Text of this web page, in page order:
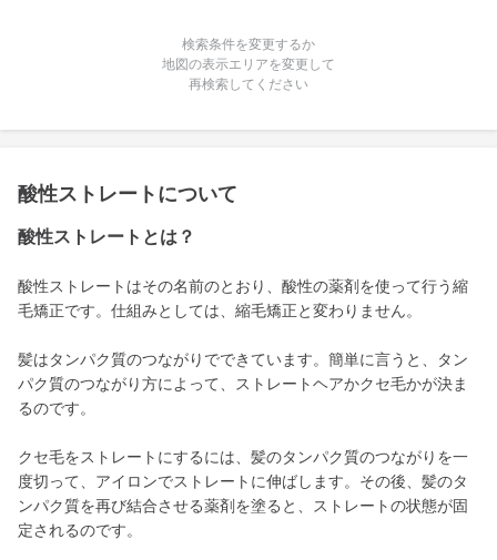
検索条件を変更するか
地図の表示エリアを変更して
再検索してください
酸性ストレートについて
酸性ストレートとは？
酸性ストレートはその名前のとおり、酸性の薬剤を使って行う縮
毛矯正です。仕組みとしては、縮毛矯正と変わりません。
髪はタンパク質のつながりでできています。簡単に言うと、タン
パク質のつながり方によって、ストレートヘアかクセ毛かが決ま
るのです。
クセ毛をストレートにするには、髪のタンパク質のつながりを一
度切って、アイロンでストレートに伸ばします。その後、髪のタ
ンパク質を再び結合させる薬剤を塗ると、ストレートの状態が固
定されるのです。